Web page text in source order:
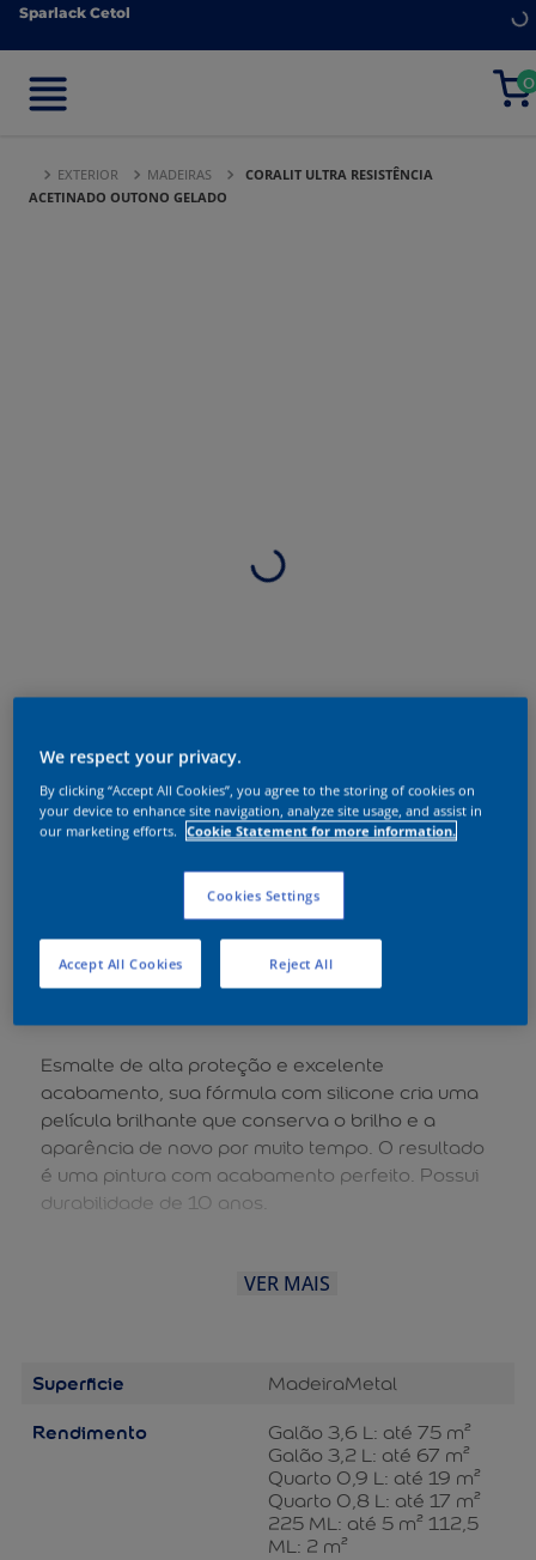
Sparlack Cetol
0
Sparlack Cetol
0
EXTERIOR MADEIRAS
CORALIT ULTRA RESISTÊNCIA
ACETINADO OUTONO GELADO
Sobre o produto
Esmalte de alta proteção e excelente
acabamento, sua fórmula com silicone cria uma
película brilhante que conserva o brilho e a
aparência de novo por muito tempo. O resultado
é uma pintura com acabamento perfeito. Possui
durabilidade de 10 anos.
VER MAIS
Superficie MadeiraMetal
Rendimento
Galão 3,6 L: até 75 m²
Galão 3,2 L: até 67 m²
Quarto 0,9 L: até 19 m²
Quarto 0,8 L: até 17 m²
225 ML: até 5 m² 112,5
ML: 2 m²
We respect your privacy.
By clicking “Accept All Cookies”, you agree to the storing of cookies on
your device to enhance site navigation, analyze site usage, and assist in
our marketing efforts.
Cookie Statement for more information.
Cookies Settings
Reject All
Accept All Cookies